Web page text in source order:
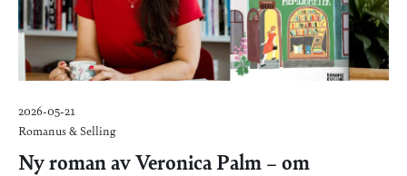
2026-05-21
Romanus & Selling
Ny roman av Veronica Palm – om